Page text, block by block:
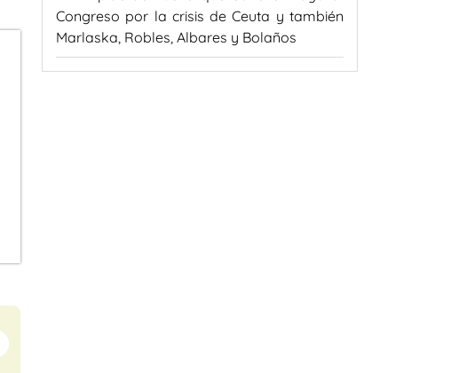
Congreso por la crisis de Ceuta y también
Marlaska, Robles, Albares y Bolaños